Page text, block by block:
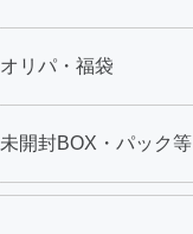
オリパ・福袋
未開封BOX・パック等